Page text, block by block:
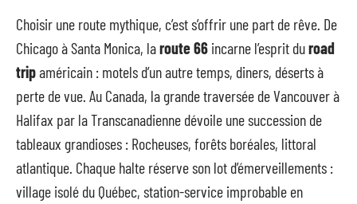
Choisir une route mythique, c’est s’offrir une part de rêve. De
Chicago à Santa Monica, laroute 66 incarne l’esprit duroad
tripaméricain : motels d’un autre temps, diners, déserts à
perte de vue. Au Canada, la grande traversée de Vancouver à
Halifax par la Transcanadienne dévoile une succession de
tableaux grandioses : Rocheuses, forêts boréales, littoral
atlantique. Chaque halte réserve son lot d’émerveillements :
village isolé du Québec, station-service improbable en